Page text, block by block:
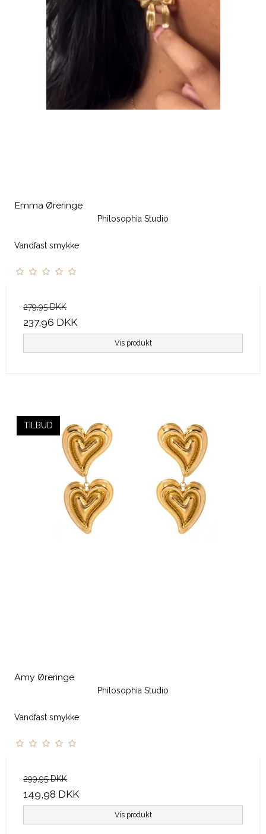
Emma Øreringe
Philosophia Studio
Vandfast smykke
279,95 DKK
237,96 DKK
Vis produkt
TILBUD
Amy Øreringe
Philosophia Studio
Vandfast smykke
299,95 DKK
149,98 DKK
Vis produkt